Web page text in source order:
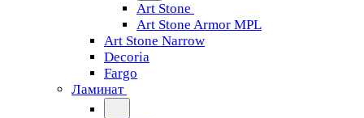
Art Stone
Art Stone Armor MPL
Art Stone Narrow
Decoria
Fargo
Ламинат